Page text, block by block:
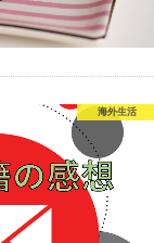
海外生活